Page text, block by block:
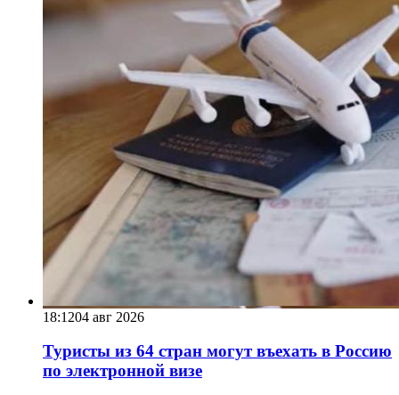
18:1204 авг 2026
Туристы из 64 стран могут въехать в Россию
по электронной визе